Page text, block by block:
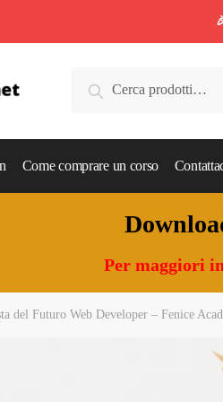
Cerca
Come comprare un corso
Per maggiori
del Futuro Web Developer – Fenice